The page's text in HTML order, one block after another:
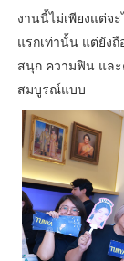
งานนี้ไม่เพียงแต่จ
แรกเท่านั้น แต่ยัง
สนุก ความฟิน และ
สมบูรณ์แบบ